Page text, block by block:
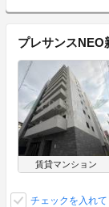
プレサンスNEO
賃貸マンション
チェックを入れ